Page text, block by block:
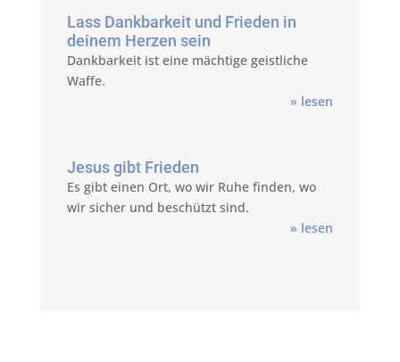
Lass Dankbarkeit und Frieden in
deinem Herzen sein
Dankbarkeit ist eine mächtige geistliche
Waffe.
» lesen
Jesus gibt Frieden
Es gibt einen Ort, wo wir Ruhe finden, wo
wir sicher und beschützt sind.
» lesen